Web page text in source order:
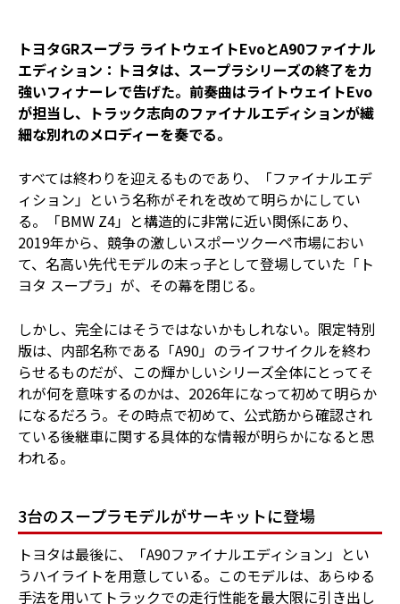
トヨタGRスープラ ライトウェイトEvoとA90ファイナル
エディション：トヨタは、スープラシリーズの終了を力
強いフィナーレで告げた。前奏曲はライトウェイトEvo
が担当し、トラック志向のファイナルエディションが繊
細な別れのメロディーを奏でる。
すべては終わりを迎えるものであり、「ファイナルエデ
ィション」という名称がそれを改めて明らかにしてい
る。「BMW Z4」と構造的に非常に近い関係にあり、
2019年から、競争の激しいスポーツクーペ市場におい
て、名高い先代モデルの末っ子として登場していた「ト
ヨタ スープラ」が、その幕を閉じる。
しかし、完全にはそうではないかもしれない。限定特別
版は、内部名称である「A90」のライフサイクルを終わ
らせるものだが、この輝かしいシリーズ全体にとってそ
れが何を意味するのかは、2026年になって初めて明らか
になるだろう。その時点で初めて、公式筋から確認され
ている後継車に関する具体的な情報が明らかになると思
われる。
3台のスープラモデルがサーキットに登場
トヨタは最後に、「A90ファイナルエディション」とい
うハイライトを用意している。このモデルは、あらゆる
手法を用いてトラックでの走行性能を最大限に引き出し